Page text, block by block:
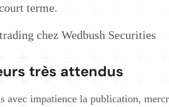
terme.
chez Wedbush Securities
très attendus
avec impatience la publication,